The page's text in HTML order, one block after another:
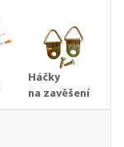
Háčky
na zavěšení